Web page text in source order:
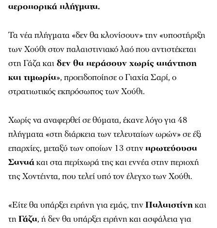
αεροπορικά πλήγματα.
Τα νέα πλήγματα «δεν θα κλονίσουν» την «υποστήριξη
των Χούθι στον παλαιστινιακό λαό που αντιστέκεται
στη Γάζα και δεν θα περάσουν χωρίς απάντηση
και τιμωρία», προειδοποίησε ο Γιαχία Σαρί, ο
στρατιωτικός εκπρόσωπος των Χούθι.
Χωρίς να αναφερθεί σε θύματα, έκανε λόγο για 48
πλήγματα «στη διάρκεια των τελευταίων ωρών» σε έξι
επαρχίες, μεταξύ των οποίων 13 στηνπρωτεύουσα
Σαναάκαι στα περίχωρά της και εννέα στην περιοχή
της Χοντέιντα, που τελεί υπό τον έλεγχο των Χούθι.
«Είτε θα υπάρξει ειρήνη για εμάς, τηνΠαλαιστίνηκαι
τηΓάζα, ή δεν θα υπάρξει ειρήνη και ασφάλεια για